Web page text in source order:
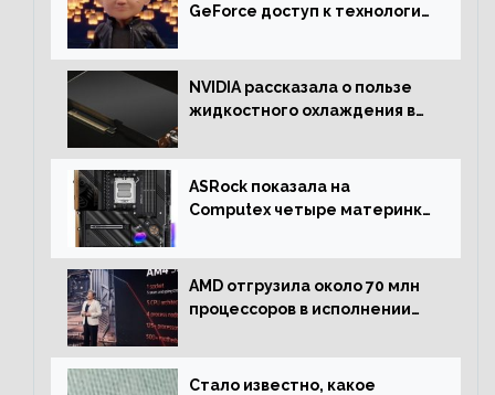
GeForce доступ к технологии
NVIDIA рассказала о пользе
жидкостного охлаждения в
ASRock показала на
Computex четыре материнки
включая модели Taichi
AMD отгрузила около 70 млн
процессоров в исполнении
Стало известно, какое